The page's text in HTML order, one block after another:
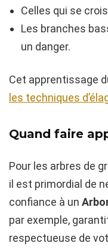
Celles qui se
Les branches
un danger.
Cet apprentissage
les techniques
Quand faire
Pour les arbres de
il est primordial de
confiance à un
par exemple,
respectueuse de